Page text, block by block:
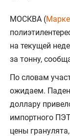
МОСКВА (
на текущей
за тонну,
По словам
ожидаем.
доллару
импортного
цены